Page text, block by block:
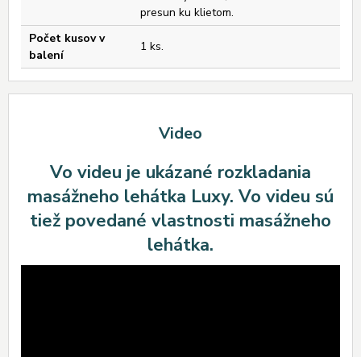
presun ku klietom.
Počet kusov v
balení
1 ks.
Video
Vo videu je ukázané rozkladania
masážneho lehátka Luxy. Vo videu sú
tiež povedané vlastnosti masážneho
lehátka.